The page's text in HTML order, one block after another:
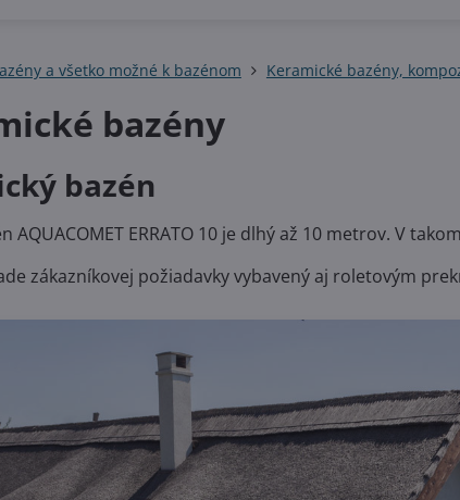
a všetko možné k bazénom Keramické bazény,
bazény
bazén
AQUACOMET ERRATO 10 je dlhý až 10 metrov. V
zákazníkovej požiadavky vybavený aj roletovým